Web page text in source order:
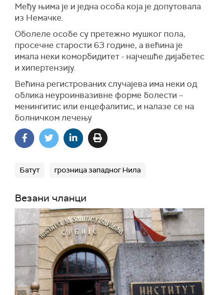
Међу њима је и једна особа која је допутовала
из Немачке.
Оболеле особе су претежно мушког пола,
просечне старости 63 године, а већина је
имала неки коморбидитет - најчешће дијабетес
и хипертензију.
Већина регистрованих случајева има неки од
облика неуроинвазивне форме болести –
менингитис или енцефалитис, и налазе се на
болничком лечењу
Батут грозница западног Нила
Везани чланци